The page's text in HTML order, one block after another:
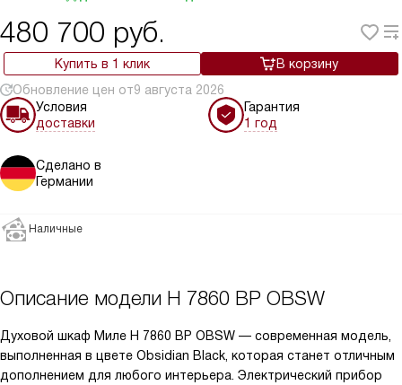
480 700 руб.
Купить в 1 клик
В корзину
Обновление цен от9 августа 2026
Условия
доставки
Гарантия
1 год
Сделано в
Германии
Наличные
Описание модели H 7860 BP OBSW
Духовой шкаф Mиле H 7860 BP OBSW — современная модель,
выполненная в цвете Obsidian Black, которая станет отличным
дополнением для любого интерьера. Электрический прибор